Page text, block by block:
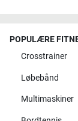
POPULÆRE
Crosstrainer
Løbebånd
Multimaskiner